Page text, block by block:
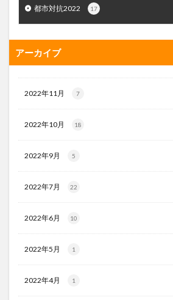
都市対抗2022 17
アーカイブ
2022年11月 7
2022年10月 18
2022年9月 5
2022年7月 22
2022年6月 10
2022年5月 1
2022年4月 1